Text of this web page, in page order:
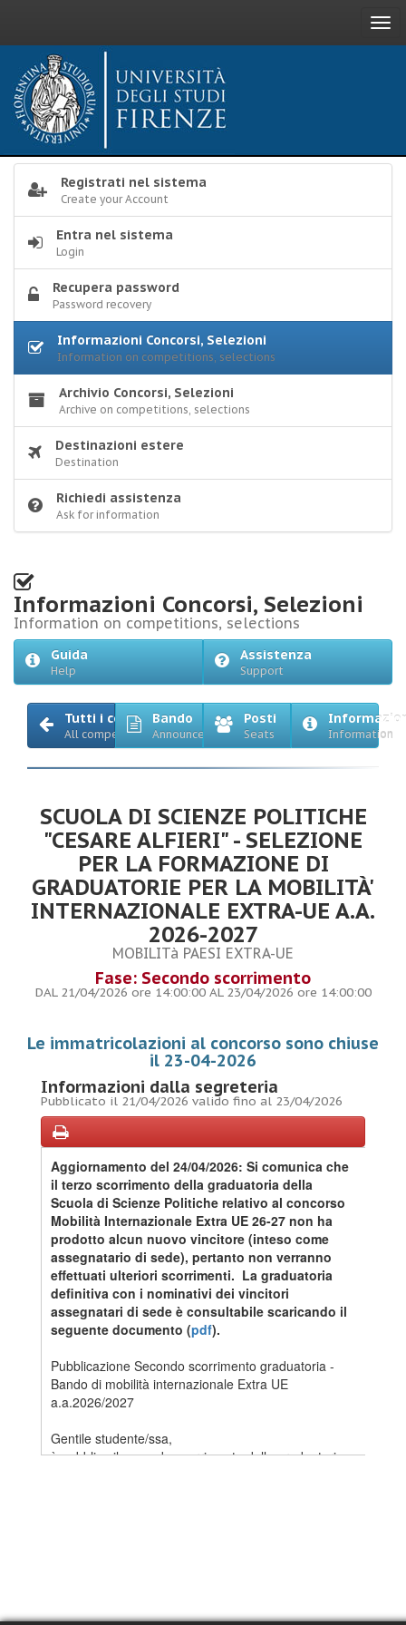
Registrati nel sistema
Create your Account
Entra nel sistema
Login
Recupera password
Password recovery
Informazioni Concorsi, Selezioni
Information on competitions, selections
Archivio Concorsi, Selezioni
Archive on competitions, selections
Destinazioni estere
Destination
Richiedi assistenza
Ask for information
Informazioni Concorsi, Selezioni
Information on competitions, selections
Guida
Help
Assistenza
Support
Tutti i concorsi
All competitions
Bando
Announcement
Posti
Seats Information
SCUOLA DI SCIENZE POLITICHE
"CESARE ALFIERI" - SELEZIONE
PER LA FORMAZIONE DI
GRADUATORIE PER LA MOBILITÀ'
INTERNAZIONALE EXTRA-UE A.A.
2026-2027
MOBILITà PAESI EXTRA-UE
Fase: Secondo scorrimento
DAL 21/04/2026 ore 14:00:00 AL 23/04/2026 ore 14:00:00
Le immatricolazioni al concorso sono chiuse
il 23-04-2026
Informazioni dalla segreteria
Pubblicato il 21/04/2026 valido fino al 23/04/2026
Aggiornamento del 24/04/2026: Si comunica che
il terzo scorrimento della graduatoria della
Scuola di Scienze Politiche relativo al concorso
Mobilità Internazionale Extra UE 26-27 non ha
prodotto alcun nuovo vincitore (inteso come
assegnatario di sede), pertanto non verranno
effettuati ulteriori scorrimenti. La graduatoria
definitiva con i nominativi dei vincitori
assegnatari di sede è consultabile scaricando il
seguente documento (pdf).
Pubblicazione Secondo scorrimento graduatoria -
Bando di mobilità internazionale Extra UE
a.a.2026/2027
Gentile studente/ssa,
è pubblico il secondo scorrimento della graduatoria
procedure per l’accettazione prima di accettare